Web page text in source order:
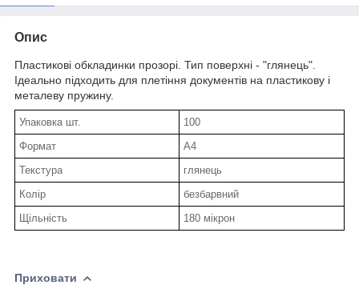
Опис
Пластикові обкладинки прозорі. Тип поверхні - "глянець".
Ідеально підходить для плетіння документів на пластикову і
металеву пружину.
Упаковка шт.
100
Формат
А4
Текстура
глянець
Колір
безбарвний
Щільність
180 мікрон
Приховати